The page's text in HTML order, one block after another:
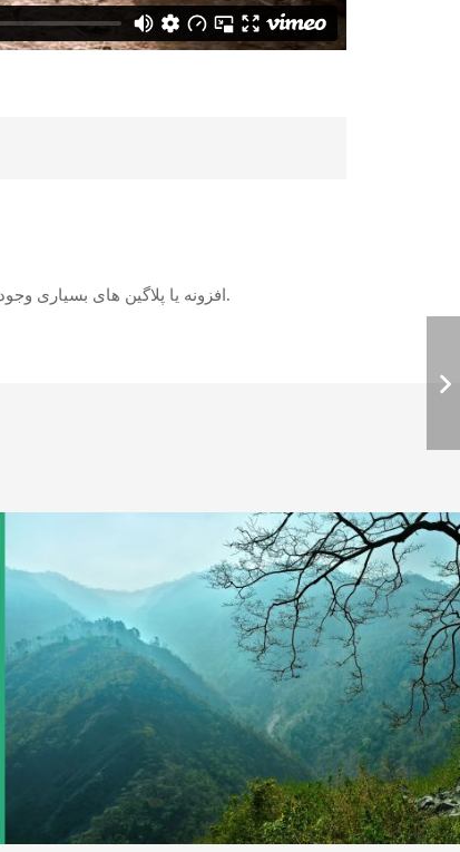
افزونه یا پلاگین های بسیاری وجود دارند که پس از نصب امکانات ویژه ای را به سایت شما اضافه می کنند.